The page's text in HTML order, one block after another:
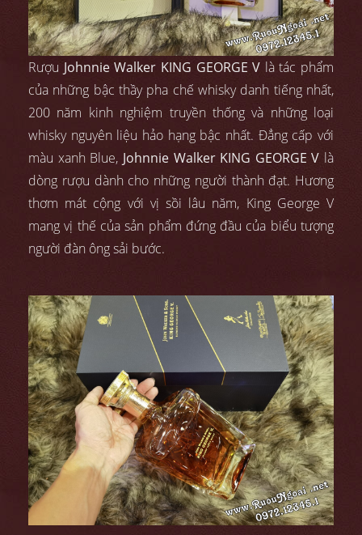
Rượu Johnnie Walker KING GEORGE V là tác phẩm
của những bậc thầy pha chế whisky danh tiếng nhất,
200 năm kinh nghiệm truyền thống và những loại
whisky nguyên liệu hảo hạng bậc nhất. Đẳng cấp với
màu xanh Blue, Johnnie Walker KING GEORGE V là
dòng rượu dành cho những người thành đạt. Hương
thơm mát cộng với vị sồi lâu năm, King George V
mang vị thế của sản phẩm đứng đầu của biểu tượng
người đàn ông sải bước.